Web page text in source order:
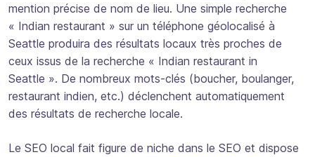
mention précise de nom de lieu. Une simple recherche
« Indian restaurant » sur un téléphone géolocalisé à
Seattle produira des résultats locaux très proches de
ceux issus de la recherche « Indian restaurant in
Seattle ». De nombreux mots-clés (boucher, boulanger,
restaurant indien, etc.) déclenchent automatiquement
des résultats de recherche locale.
Le SEO local fait figure de niche dans le SEO et dispose